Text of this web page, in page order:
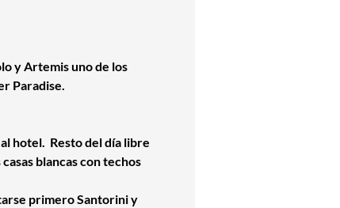
y Artemis uno de los
Paradise.
hotel. Resto del día libre
blancas con techos
primero Santorini y